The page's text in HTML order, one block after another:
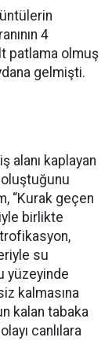
4
patlama olmuş
gelmişti.
alanı kaplayan
“Kurak geçen
birlikte
su
yüzeyinde
kalmasına
kalan tabaka
canlılara